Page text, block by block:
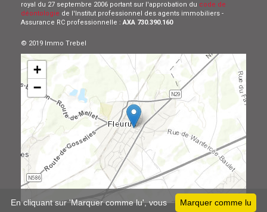
royal du 27 septembre 2006 portant sur l'approbation du code de
déontologie de l'Institut professionnel des agents immobiliers -
Assurance RC professionnelle :AXA 730.390.160
© 2019 Immo Trebel
+
−
Marquer comme lu
En cliquant sur 'Marquer comme lu', vous